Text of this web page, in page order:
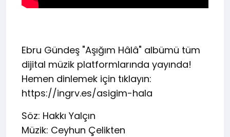
Ebru Gündeş "Aşığım Hâlâ" albümü tüm
dijital müzik platformlarında yayında!
Hemen dinlemek için tıklayın:
https://ingrv.es/asigim-hala
Söz: Hakkı Yalçın
Müzik: Ceyhun Çelikten